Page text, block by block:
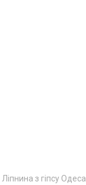
Ліпнина з гіпсу Одеса